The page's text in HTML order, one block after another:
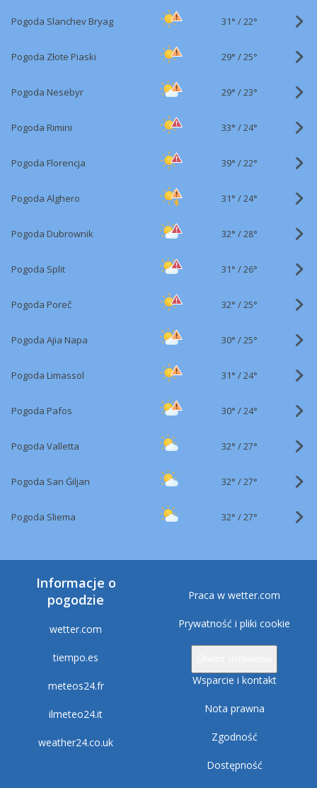
Pogoda Slanchev Bryag 31° /22°
Pogoda Złote Piaski 29° /25°
Pogoda Nesebyr 29° /23°
Pogoda Rimini 33° /24°
Pogoda Florencja 39° /22°
Pogoda Alghero 31° /24°
Pogoda Dubrownik 32° /28°
Pogoda Split 31° /26°
Pogoda Poreč 32° /25°
Pogoda Ajia Napa 30° /25°
Pogoda Limassol 31° /24°
Pogoda Pafos 30° /24°
Pogoda Valletta 32° /27°
Pogoda San Ġiljan 32° /27°
Pogoda Sliema 32° /27°
Informacje o
pogodzie
wetter.com
tiempo.es
meteos24.fr
ilmeteo24.it
weather24.co.uk
Praca w wetter.com
Prywatność i pliki cookie
Wsparcie i kontakt
Nota prawna
Zgodność
Dostępność